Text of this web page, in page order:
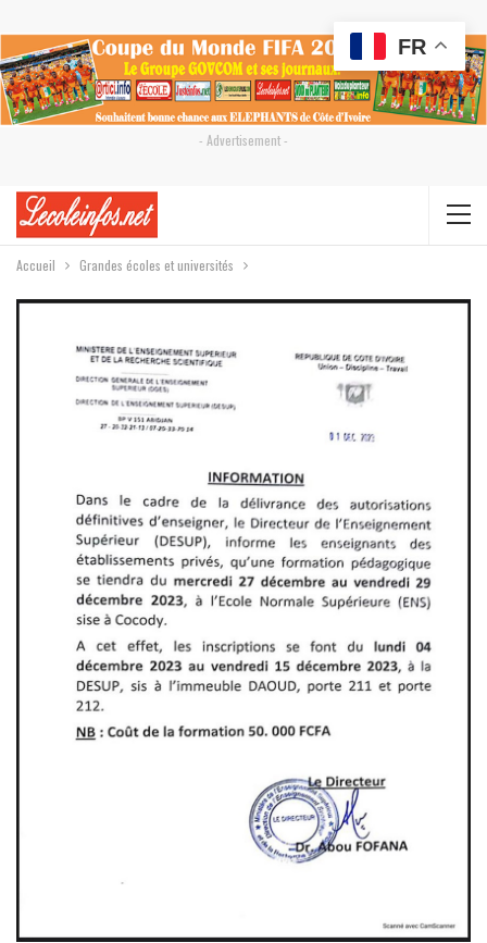
- Advertisement -
Accueil Grandes écoles et universités
FR